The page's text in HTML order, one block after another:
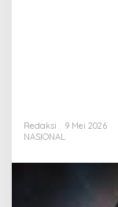
Redaksi
9 Mei 2026
NASIONAL